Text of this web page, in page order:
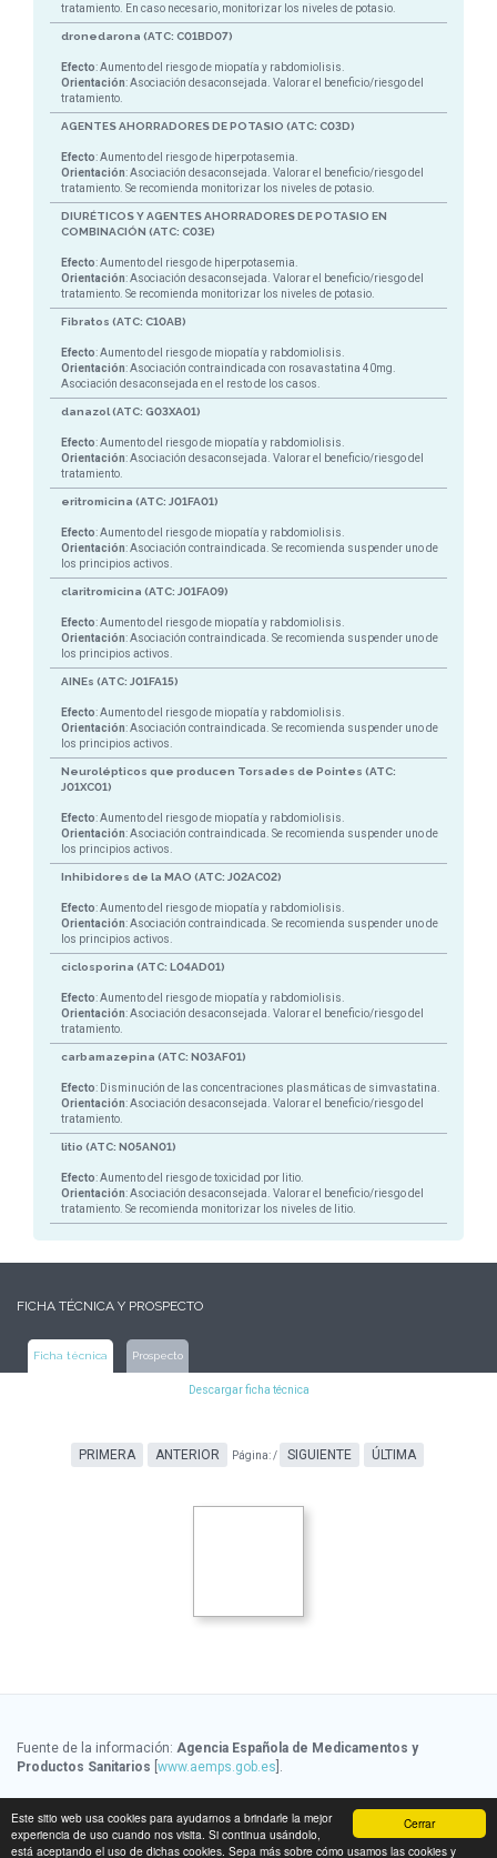
Cerrar
Este sitio web usa cookies para ayudarnos a brindarle la mejor
experiencia de uso cuando nos visita. Si continua usándolo,
está aceptando el uso de dichas cookies. Sepa más sobre cómo usamos las cookies y
tratamiento. En caso necesario, monitorizar los niveles de potasio.
dronedarona (ATC: C01BD07)
Efecto: Aumento del riesgo de miopatía y rabdomiolisis.
Orientación: Asociación desaconsejada. Valorar el beneficio/riesgo del
tratamiento.
AGENTES AHORRADORES DE POTASIO (ATC: C03D)
Efecto: Aumento del riesgo de hiperpotasemia.
Orientación: Asociación desaconsejada. Valorar el beneficio/riesgo del
tratamiento. Se recomienda monitorizar los niveles de potasio.
DIURÉTICOS Y AGENTES AHORRADORES DE POTASIO EN
COMBINACIÓN (ATC: C03E)
Efecto: Aumento del riesgo de hiperpotasemia.
Orientación: Asociación desaconsejada. Valorar el beneficio/riesgo del
tratamiento. Se recomienda monitorizar los niveles de potasio.
Fibratos (ATC: C10AB)
Efecto: Aumento del riesgo de miopatía y rabdomiolisis.
Orientación: Asociación contraindicada con rosavastatina 40mg.
Asociación desaconsejada en el resto de los casos.
danazol (ATC: G03XA01)
Efecto: Aumento del riesgo de miopatía y rabdomiolisis.
Orientación: Asociación desaconsejada. Valorar el beneficio/riesgo del
tratamiento.
eritromicina (ATC: J01FA01)
Efecto: Aumento del riesgo de miopatía y rabdomiolisis.
Orientación: Asociación contraindicada. Se recomienda suspender uno de
los principios activos.
claritromicina (ATC: J01FA09)
Efecto: Aumento del riesgo de miopatía y rabdomiolisis.
Orientación: Asociación contraindicada. Se recomienda suspender uno de
los principios activos.
AINEs (ATC: J01FA15)
Efecto: Aumento del riesgo de miopatía y rabdomiolisis.
Orientación: Asociación contraindicada. Se recomienda suspender uno de
los principios activos.
Neurolépticos que producen Torsades de Pointes (ATC:
J01XC01)
Efecto: Aumento del riesgo de miopatía y rabdomiolisis.
Orientación: Asociación contraindicada. Se recomienda suspender uno de
los principios activos.
Inhibidores de la MAO (ATC: J02AC02)
Efecto: Aumento del riesgo de miopatía y rabdomiolisis.
Orientación: Asociación contraindicada. Se recomienda suspender uno de
los principios activos.
ciclosporina (ATC: L04AD01)
Efecto: Aumento del riesgo de miopatía y rabdomiolisis.
Orientación: Asociación desaconsejada. Valorar el beneficio/riesgo del
tratamiento.
carbamazepina (ATC: N03AF01)
Efecto: Disminución de las concentraciones plasmáticas de simvastatina.
Orientación: Asociación desaconsejada. Valorar el beneficio/riesgo del
tratamiento.
litio (ATC: N05AN01)
Efecto: Aumento del riesgo de toxicidad por litio.
Orientación: Asociación desaconsejada. Valorar el beneficio/riesgo del
tratamiento. Se recomienda monitorizar los niveles de litio.
FICHA TÉCNICA Y PROSPECTO
Ficha técnica Prospecto
Descargar ficha técnica
PRIMERA ANTERIOR Página:/ SIGUIENTE ÚLTIMA
Fuente de la información: Agencia Española de Medicamentos y
Productos Sanitarios www.aemps.gob.es ].
Ministerio de Sanidad, Servicios
Sociales e Igualdad[ www.msssi.gob.es]